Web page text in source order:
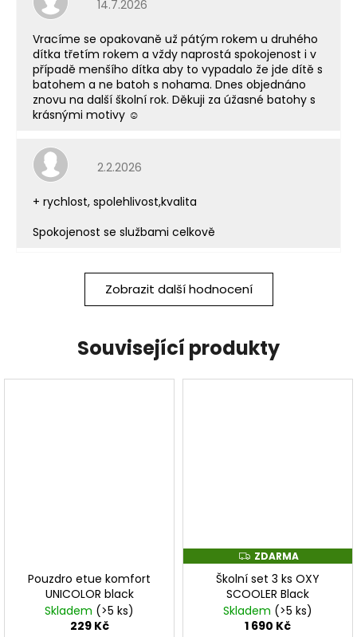
14.7.2026
Vracíme se opakovaně už pátým rokem u druhého
dítka třetím rokem a vždy naprostá spokojenost i v
případě menšího dítka aby to vypadalo že jde dítě s
batohem a ne batoh s nohama. Dnes objednáno
znovu na další školní rok. Děkuji za úžasné batohy s
krásnými motivy ☺️
Hodnocení obchodu je 5 z 5 hvězdiček.
2.2.2026
+ rychlost, spolehlivost,kvalita
Spokojenost se službami celkově
Zobrazit další hodnocení
Související produkty
Pouzdro etue komfort
UNICOLOR black
Skladem (>5 ks)
229 Kč
Z
D
A
R
M
A
ZDARMA
Školní set 3 ks OXY
SCOOLER Black
Skladem (>5 ks)
1 690 Kč